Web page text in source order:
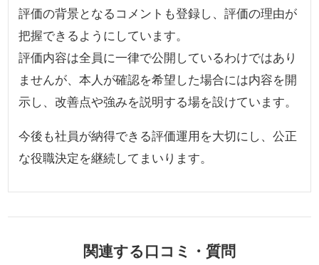
評価の背景となるコメントも登録し、評価の理由が
把握できるようにしています。
評価内容は全員に一律で公開しているわけではあり
ませんが、本人が確認を希望した場合には内容を開
示し、改善点や強みを説明する場を設けています。
今後も社員が納得できる評価運用を大切にし、公正
な役職決定を継続してまいります。
関連する口コミ・質問